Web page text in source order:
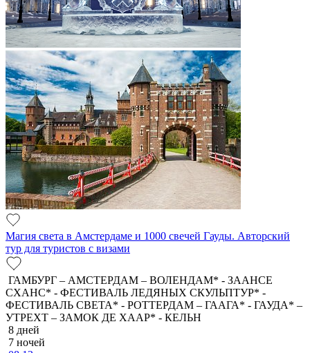
Магия света в Амстердаме и 1000 свечей Гауды. Авторский
тур для туристов с визами
ГАМБУРГ – АМСТЕРДАМ – ВОЛЕНДАМ* - ЗААНСЕ
СХАНС* - ФЕСТИВАЛЬ ЛЕДЯНЫХ СКУЛЬПТУР* -
ФЕСТИВАЛЬ СВЕТА* - РОТТЕРДАМ – ГААГА* - ГАУДА* –
УТРЕХТ – ЗАМОК ДЕ ХААР* - КЕЛЬН
8 дней
7 ночей